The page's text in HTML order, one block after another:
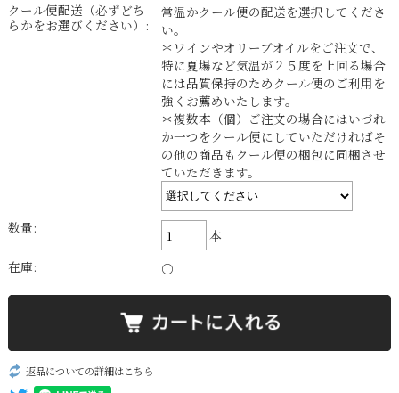
クール便配送（必ずどち
らかをお選びください）:
常温かクール便の配送を選択してくださ
い。
＊ワインやオリーブオイルをご注文で、
特に夏場など気温が２５度を上回る場合
には品質保持のためクール便のご利用を
強くお薦めいたします。
＊複数本（個）ご注文の場合にはいづれ
か一つをクール便にしていただければそ
の他の商品もクール便の梱包に同梱させ
ていただきます。
数量:
本
在庫:
○
返品についての詳細はこちら